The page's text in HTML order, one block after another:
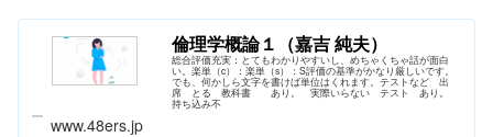
倫理学概論１（嘉吉 純夫）
総合評価充実：とてもわかりやすいし、めちゃくちゃ話が面白
い。楽単（c）：楽単（s）：S評価の基準がかなり厳しいです。
でも、何かしら文字を書けば単位はくれます。テストなど 出
席 とる 教科書 あり。 実際いらない テスト あり。
持ち込み不
www.48ers.jp